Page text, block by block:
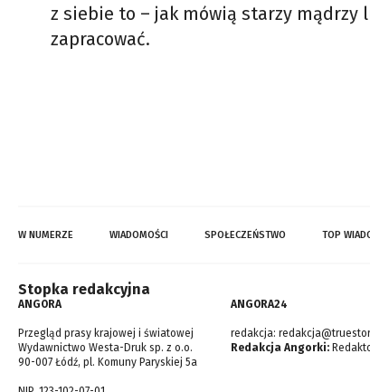
z siebie to – jak mówią starzy mądrzy
zapracować.
W NUMERZE WIADOMOŚCI SPOŁECZEŃSTWO TOP
Stopka redakcyjna
ANGORA
Przegląd prasy krajowej i światowej
Wydawnictwo Westa-Druk sp. z o.o.
90-007 Łódź, pl. Komuny Paryskiej 5a
ANGORA24
redakcja:
Redakcja Angorki: